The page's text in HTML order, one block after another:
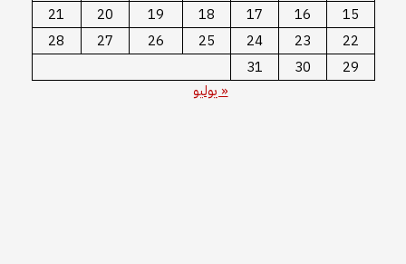
15
16
17
18
19
20
21
22
23
24
25
26
27
28
29
30
31
« يوليو